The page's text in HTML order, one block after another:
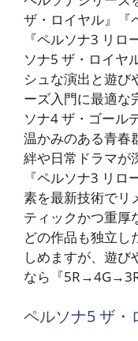
ザ・ロイヤル』『
『ペルソナ3 リ
ソナ5 ザ・ロイヤ
シュな演出と遊び
ーズ入門に最適な
ソナ4 ザ・ゴール
温かみのある青春
絆や日常ドラマが
『ペルソナ3 リ
素を最新技術でリ
ティックかつ重厚
どの作品も独立し
しめますが、遊び
なら『5R→4G→3R
ペルソナ5 ザ・